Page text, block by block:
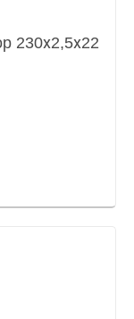
230х2,5х22